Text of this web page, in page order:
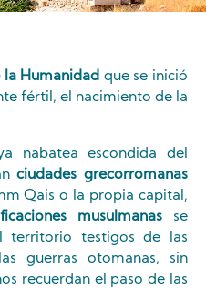
la Humanidad que se inició
fértil, el nacimiento de la
nabatea escondida del
ciudades grecorromanas
Qais o la propia capital,
musulmanas se
territorio testigos de las
guerras otomanas, sin
recuerdan el paso de las